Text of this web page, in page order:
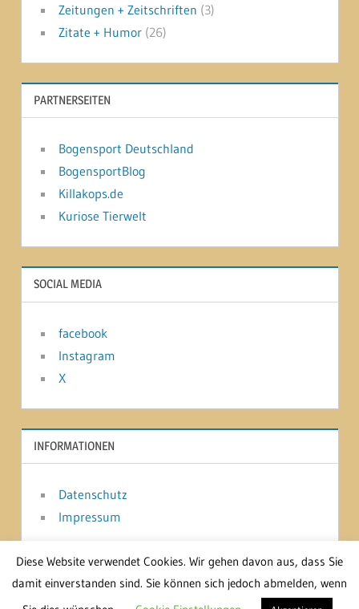
Zeitungen + Zeitschriften (3)
Zitate + Humor(26)
PARTNERSEITEN
Bogensport Deutschland
BogensportBlog
Killakops.de
Kuriose Tierwelt
SOCIAL MEDIA
facebook
Instagram
X
INFORMATIONEN
Datenschutz
Impressum
WordPress-Theme: Treville von ThemeZee.
Diese Website verwendet Cookies. Wir gehen davon aus, dass Sie
damit einverstanden sind. Sie können sich jedoch abmelden, wenn